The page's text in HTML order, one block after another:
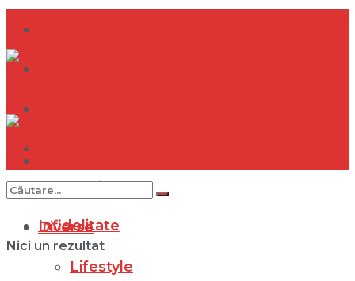
Internațional
Diverse
Lifestyle
Infidelitate
Nici un rezultat